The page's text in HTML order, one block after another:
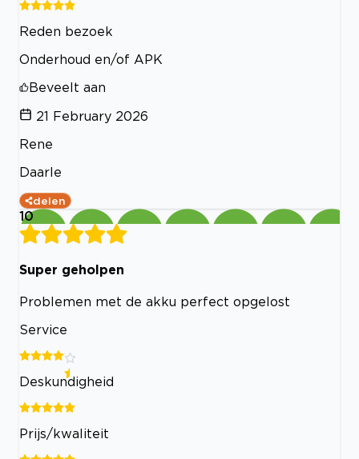
Reden bezoek
Onderhoud en/of APK
Beveelt aan
21 February 2026
Rene
Daarle
delen
10
Super geholpen
Problemen met de akku perfect opgelost
Service
Deskundigheid
Prijs/kwaliteit